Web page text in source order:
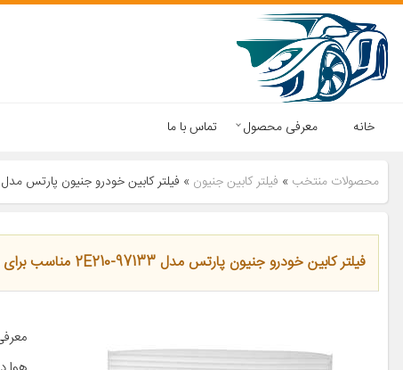
خانه معرفی محصول تماس با ما
محصولات منتخب » فیلتر کابین جنیون » فیلتر کابین خودرو جنیون پارتس مدل 97133-2E210 مناسب برای هیوندای جنسیس کوپه 2088
فیلتر کابین خودرو جنیون پارتس مدل 97133-2E210 مناسب برای هیوندای جنسیس کوپه 2088